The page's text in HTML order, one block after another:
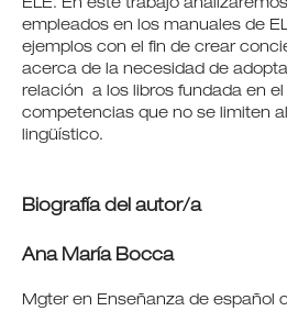
ELE. En este trabajo
empleados en los manuales de
ejemplos con el fin de crear
acerca de la necesidad de
relación a los libros fundada en el
competencias que no se limiten
lingüístico.
Biografía del autor/a
Ana María Bocca
Mgter en Enseñanza de español